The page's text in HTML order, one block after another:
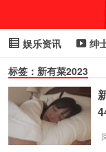
娱乐资讯 绅
浮力GIF 明星头条
cosplay
标签：新有菜2023